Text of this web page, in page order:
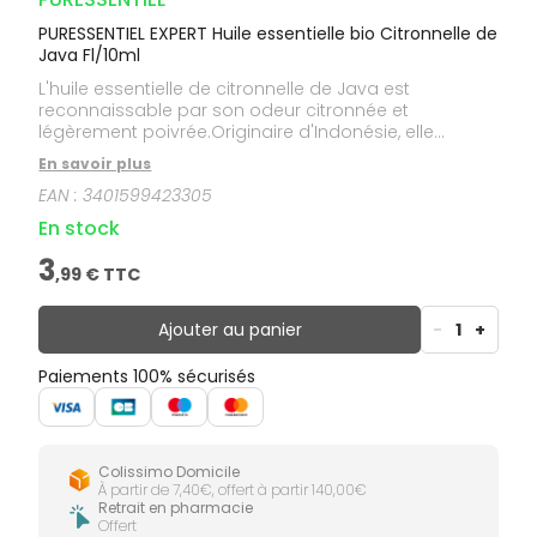
PURESSENTIEL EXPERT Huile essentielle bio Citronnelle de
Java Fl/10ml
L'huile essentielle de citronnelle de Java est
reconnaissable par son odeur citronnée et
légèrement poivrée.Originaire d'Indonésie, elle
pousse également en Chine, au Vietnam, au Népal et
dans différentes régions d'Afrique ou des
Antilles.Cette huile essentielle est HEBBD (Huile
Essentielle Botaniquement et Biochimiquement
Définie).
En savoir plus
EAN :3401599423305
En stock
3,99 € TTC
Ajouter au panier - 1 +
Paiements 100% sécurisés
Colissimo Domicile
À partir de 7,40€, offert à partir 140,00€
Retrait en pharmacie
Offert